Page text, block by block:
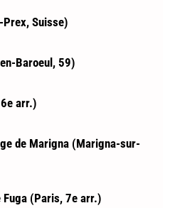
Prex, Suisse)
Baroeul, 59)
arr.)
de Marigna (Marigna-sur-
(Paris, 7e arr.)